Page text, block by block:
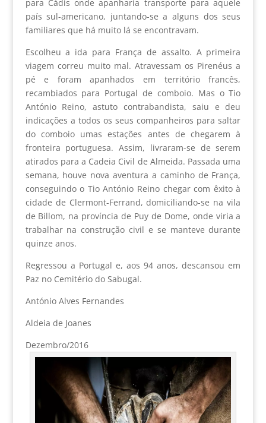
para Cádis onde apanharia transporte para aquele
país sul-americano, juntando-se a alguns dos seus
familiares que há muito lá se encontravam.
Escolheu a ida para França de assalto. A primeira
viagem correu muito mal. Atravessam os Pirenéus a
pé e foram apanhados em território francês,
recambiados para Portugal de comboio. Mas o Tio
António Reino, astuto contrabandista, saiu e deu
indicações a todos os seus companheiros para saltar
do comboio umas estações antes de chegarem à
fronteira portuguesa. Assim, livraram-se de serem
atirados para a Cadeia Civil de Almeida. Passada uma
semana, houve nova aventura a caminho de França,
conseguindo o Tio António Reino chegar com êxito à
cidade de Clermont-Ferrand, domiciliando-se na vila
de Billom, na província de Puy de Dome, onde viria a
trabalhar na construção civil e se manteve durante
quinze anos.
Regressou a Portugal e, aos 94 anos, descansou em
Paz no Cemitério do Sabugal.
António Alves Fernandes
Aldeia de Joanes
Dezembro/2016